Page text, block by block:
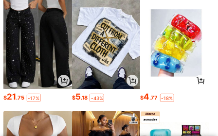
$21.75 -17% $5.18 -43% $4.77 -18%